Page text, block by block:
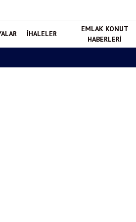
İHALELER
EMLAK KONUT
HABERLERI